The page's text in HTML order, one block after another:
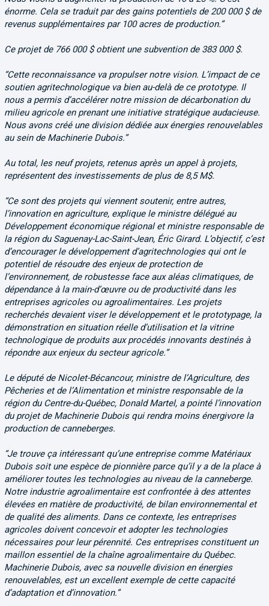
énorme. Cela se traduit par des gains potentiels de 200 000 $ de
revenus supplémentaires par 100 acres de production.”
Ce projet de 766 000 $ obtient une subvention de 383 000 $.
“Cette reconnaissance va propulser notre vision. L’impact de ce
soutien agritechnologique va bien au-delà de ce prototype. Il
nous a permis d’accélérer notre mission de décarbonation du
milieu agricole en prenant une initiative stratégique audacieuse.
Nous avons créé une division dédiée aux énergies renouvelables
au sein de Machinerie Dubois.”
Au total, les neuf projets, retenus après un appel à projets,
représentent des investissements de plus de 8,5 M$.
“Ce sont des projets qui viennent soutenir, entre autres,
l’innovation en agriculture, explique le ministre délégué au
Développement économique régional et ministre responsable de
la région du Saguenay-Lac-Saint-Jean, Éric Girard. L’objectif, c’est
d’encourager le développement d’agritechnologies qui ont le
potentiel de résoudre des enjeux de protection de
l’environnement, de robustesse face aux aléas climatiques, de
dépendance à la main-d’œuvre ou de productivité dans les
entreprises agricoles ou agroalimentaires. Les projets
recherchés devaient viser le développement et le prototypage, la
démonstration en situation réelle d’utilisation et la vitrine
technologique de produits aux procédés innovants destinés à
répondre aux enjeux du secteur agricole.”
Le député de Nicolet-Bécancour, ministre de l’Agriculture, des
Pêcheries et de l’Alimentation et ministre responsable de la
région du Centre-du-Québec, Donald Martel, a pointé l’innovation
du projet de Machinerie Dubois qui rendra moins énergivore la
production de canneberges.
“Je trouve ça intéressant qu’une entreprise comme Matériaux
Dubois soit une espèce de pionnière parce qu’il y a de la place à
améliorer toutes les technologies au niveau de la canneberge.
Notre industrie agroalimentaire est confrontée à des attentes
élevées en matière de productivité, de bilan environnemental et
de qualité des aliments. Dans ce contexte, les entreprises
agricoles doivent concevoir et adopter les technologies
nécessaires pour leur pérennité. Ces entreprises constituent un
maillon essentiel de la chaîne agroalimentaire du Québec.
Machinerie Dubois, avec sa nouvelle division en énergies
renouvelables, est un excellent exemple de cette capacité
d’adaptation et d’innovation.”